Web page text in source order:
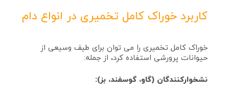
کاربرد خوراک کامل تخمیری در انواع دام
خوراک کامل تخمیری را می‌ توان برای طیف وسیعی از
حیوانات پرورشی استفاده کرد، از جمله:
نشخوارکنندگان (گاو، گوسفند، بز):